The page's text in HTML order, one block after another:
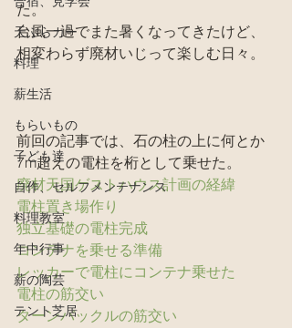
天ぷらカー
料理
薪生活
もらいもの
子ども達
自作、セルフメンテナンス
料理教室
年中行事
薪の陶芸
テント芝居
た。
台風一過でまた暑くなってきたけど、
相変わらず廃材いじって楽しむ日々。
前回の記事では、石の柱の上に何とか
7m超えの電柱を桁として乗せた。
廃材天国ゲストハウス計画の経緯
電柱置き場作り
独立基礎の電柱完成
コンテナを乗せる準備
レッカーで電柱にコンテナ乗せた
電柱の筋交い
ターンバックルの筋交い